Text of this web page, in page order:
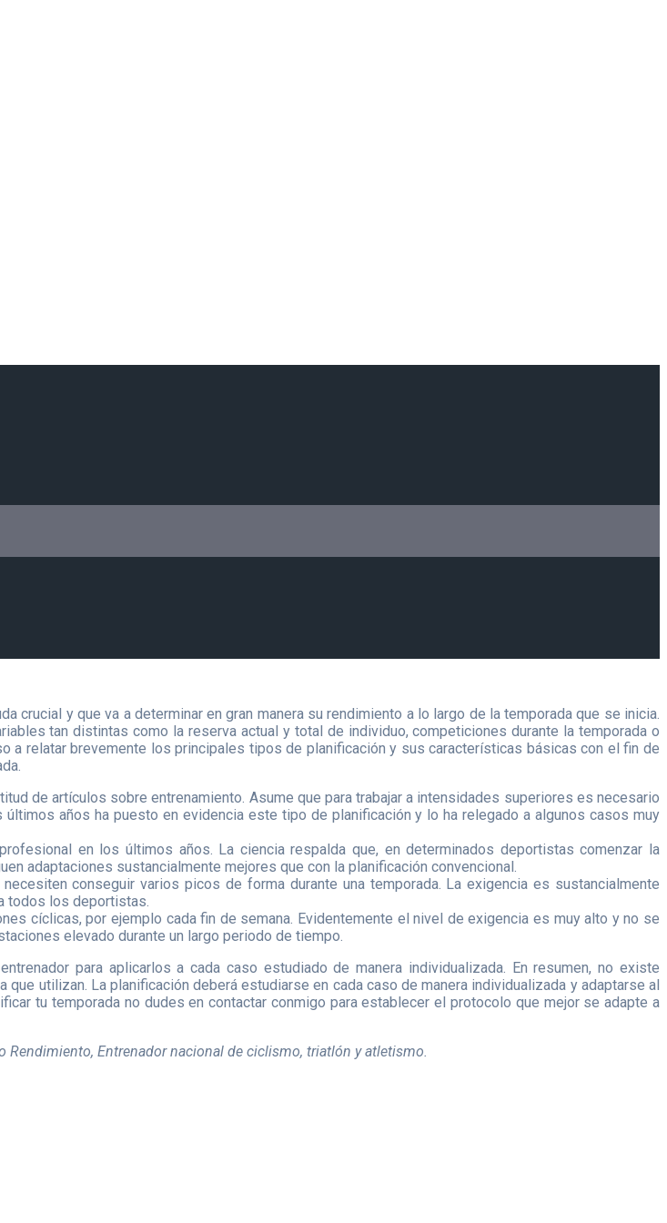
y que va a determinar en gran manera su rendimiento a lo largo de la temporada que se inicia.
tan distintas como la reserva actual y total de individuo, competiciones durante la temporada o
a relatar brevemente los principales tipos de planificación y sus características básicas con el fin de
de artículos sobre entrenamiento. Asume que para trabajar a intensidades superiores es necesario
años ha puesto en evidencia este tipo de planificación y lo ha relegado a algunos casos muy
en los últimos años. La ciencia respalda que, en determinados deportistas comenzar la
adaptaciones sustancialmente mejores que con la planificación convencional.
conseguir varios picos de forma durante una temporada. La exigencia es sustancialmente
todos los deportistas.
cíclicas, por ejemplo cada fin de semana. Evidentemente el nivel de exigencia es muy alto y no se
elevado durante un largo periodo de tiempo.
para aplicarlos a cada caso estudiado de manera individualizada. En resumen, no existe
utilizan. La planificación deberá estudiarse en cada caso de manera individualizada y adaptarse al
tu temporada no dudes en contactar conmigo para establecer el protocolo que mejor se adapte a
Rendimiento, Entrenador nacional de ciclismo, triatlón y atletismo.